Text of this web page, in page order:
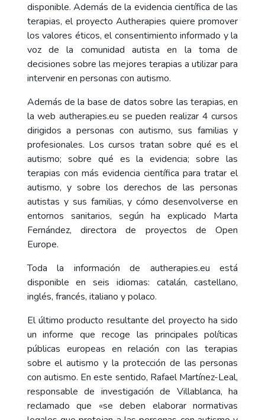
disponible. Además de la evidencia científica de las
terapias, el proyecto Autherapies quiere promover
los valores éticos, el consentimiento informado y la
voz de la comunidad autista en la toma de
decisiones sobre las mejores terapias a utilizar para
intervenir en personas con autismo.
Además de la base de datos sobre las terapias, en
la web autherapies.eu se pueden realizar 4 cursos
dirigidos a personas con autismo, sus familias y
profesionales. Los cursos tratan sobre qué es el
autismo; sobre qué es la evidencia; sobre las
terapias con más evidencia científica para tratar el
autismo, y sobre los derechos de las personas
autistas y sus familias, y cómo desenvolverse en
entornos sanitarios, según ha explicado Marta
Fernández, directora de proyectos de Open
Europe.
Toda la información de autherapies.eu está
disponible en seis idiomas: catalán, castellano,
inglés, francés, italiano y polaco.
El último producto resultante del proyecto ha sido
un informe que recoge las principales políticas
públicas europeas en relación con las terapias
sobre el autismo y la protección de las personas
con autismo. En este sentido, Rafael Martínez-Leal,
responsable de investigación de Villablanca, ha
reclamado que «se deben elaborar normativas